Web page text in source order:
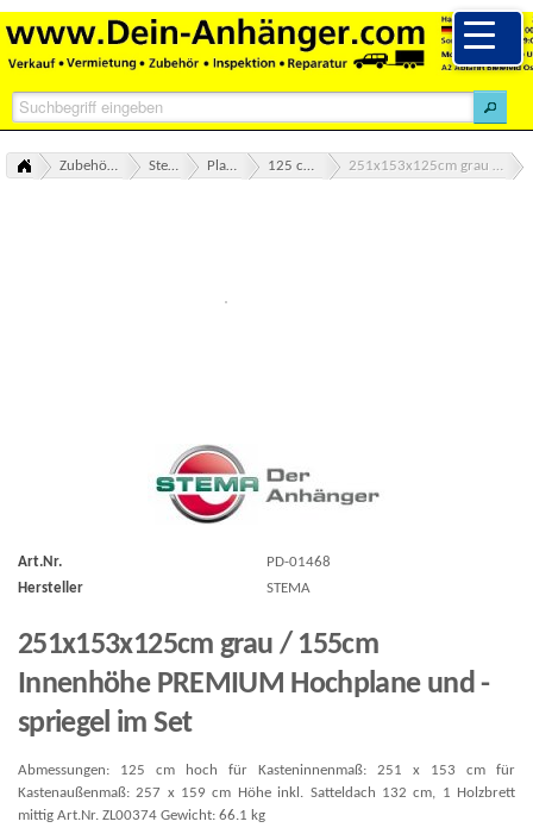
Art.Nr.
PD-01468
Hersteller
STEMA
251x153x125cm grau / 155cm
Innenhöhe PREMIUM Hochplane und -
spriegel im Set
Abmessungen: 125 cm hoch für Kasteninnenmaß: 251 x 153 cm für
Kastenaußenmaß: 257 x 159 cm Höhe inkl. Satteldach 132 cm, 1 Holzbrett
mittig Art.Nr. ZL00374 Gewicht: 66.1 kg